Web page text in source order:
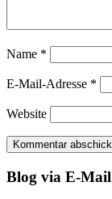
Name *
E-Mail-Adresse *
Website
Blog via E-